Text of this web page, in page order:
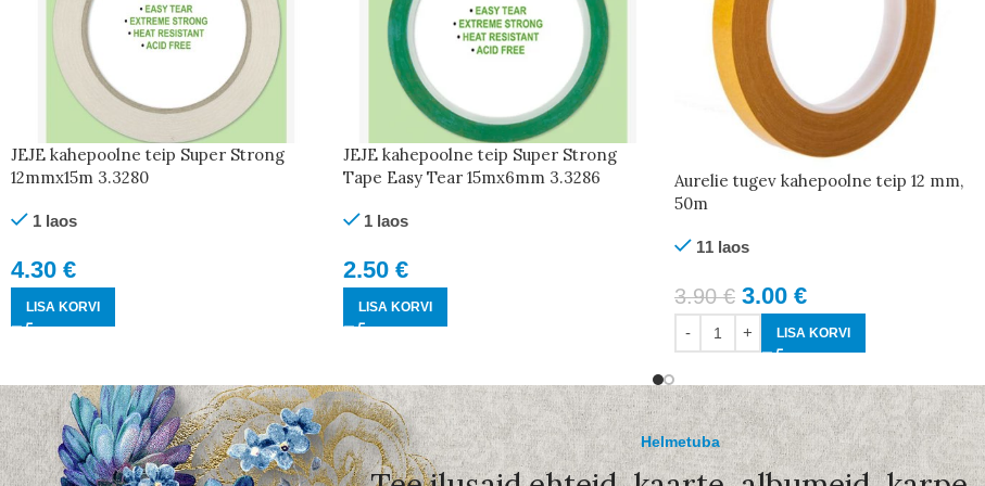
JEJE kahepoolne teip Super Strong
12mmx15m 3.3280
1 laos
4.30 €
LISA KORVI
JEJE kahepoolne teip Super Strong
Tape Easy Tear 15mx6mm 3.3286
1 laos
2.50 €
LISA KORVI
Aurelie tugev kahepoolne teip 12 mm,
50m
11 laos
3.90€ 3.00 €
LISA KORVI
Helmetuba